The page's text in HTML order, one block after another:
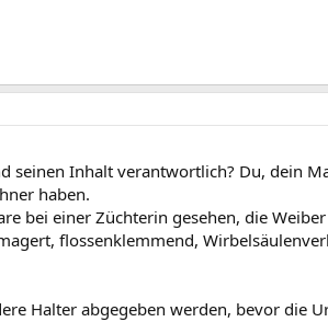
Inhalt verantwortlich? Du, dein
haben.
bei einer Züchterin gesehen, die
flossenklemmend,
Halter abgegeben werden, bevor die